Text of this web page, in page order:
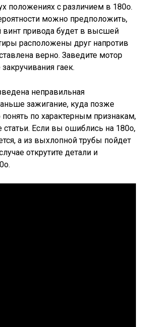
положениях с различием в 180o.
можно предположить,
привода будет в высшей
расположены друг напротив
верно. Заведите мотор
гаек.
неправильная
зажигание, куда позже
по характерным признакам,
Если вы ошиблись на 180o,
а из выхлопной трубы пойдет
открутите детали и